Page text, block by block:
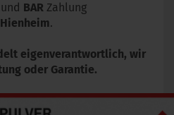
und BAR Zahlung
Hienheim.
eigenverantwortlich, wir
oder Garantie.